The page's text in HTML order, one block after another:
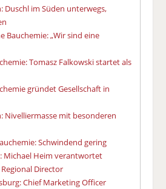
Duschl im Süden unterwegs,
Bauchemie: „Wir sind eine
Tomasz Falkowski startet als
gründet Gesellschaft in
Nivelliermasse mit besonderen
Schwindend gering
Michael Heim verantwortet
Director
Chief Marketing Officer